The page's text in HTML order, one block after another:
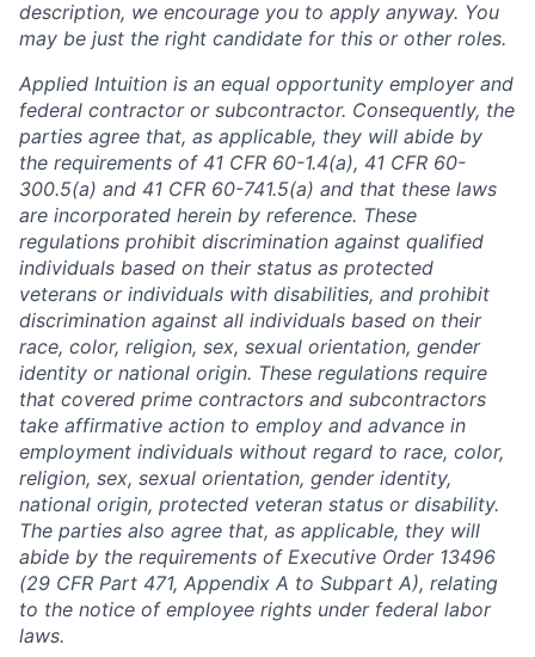
description, we encourage you to apply anyway. You
may be just the right candidate for this or other roles.
Applied Intuition is an equal opportunity employer and
federal contractor or subcontractor. Consequently, the
parties agree that, as applicable, they will abide by
the requirements of 41 CFR 60-1.4(a), 41 CFR 60-
300.5(a) and 41 CFR 60-741.5(a) and that these laws
are incorporated herein by reference. These
regulations prohibit discrimination against qualified
individuals based on their status as protected
veterans or individuals with disabilities, and prohibit
discrimination against all individuals based on their
race, color, religion, sex, sexual orientation, gender
identity or national origin. These regulations require
that covered prime contractors and subcontractors
take affirmative action to employ and advance in
employment individuals without regard to race, color,
religion, sex, sexual orientation, gender identity,
national origin, protected veteran status or disability.
The parties also agree that, as applicable, they will
abide by the requirements of Executive Order 13496
(29 CFR Part 471, Appendix A to Subpart A), relating
to the notice of employee rights under federal labor
laws.